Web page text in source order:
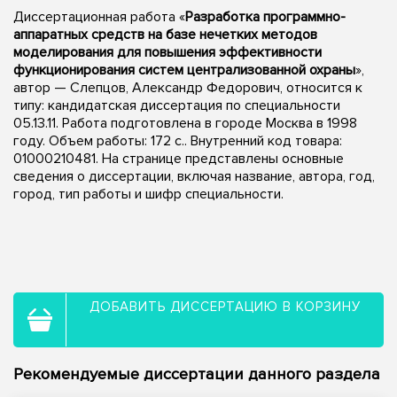
Диссертационная работа «Разработка программно-
аппаратных средств на базе нечетких методов
моделирования для повышения эффективности
функционирования систем централизованной охраны»,
автор — Слепцов, Александр Федорович, относится к
типу: кандидатская диссертация по специальности
05.13.11. Работа подготовлена в городе Москва в 1998
году. Объем работы: 172 с.. Внутренний код товара:
01000210481. На странице представлены основные
сведения о диссертации, включая название, автора, год,
город, тип работы и шифр специальности.
ДОБАВИТЬ ДИССЕРТАЦИЮ В КОРЗИНУ
Рекомендуемые диссертации данного раздела